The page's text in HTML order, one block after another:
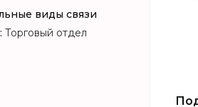
Торговый отдел